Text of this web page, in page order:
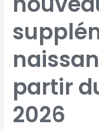
partir
2026
DE
NAISSANCE
PARTIR
DU
1ER
JUILLET
2026